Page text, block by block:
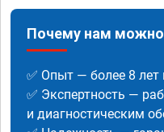
Почему нам можно
✅ Опыт — более 8 лет
✅ Экспертность —
и диагностическим